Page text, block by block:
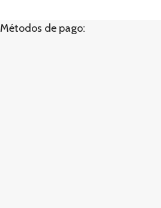
Métodos de pago: